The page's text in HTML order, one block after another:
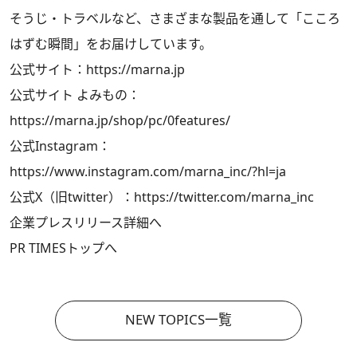
そうじ・トラベルなど、さまざまな製品を通して「こころ
はずむ瞬間」をお届けしています。
公式サイト： https://marna.jp
公式サイト よみもの：
https://marna.jp/shop/pc/0features/
公式Instagram：
https://www.instagram.com/marna_inc/?hl=ja
公式X（旧twitter）： https://twitter.com/marna_inc
企業プレスリリース詳細へ
PR TIMESトップへ
NEW TOPICS一覧